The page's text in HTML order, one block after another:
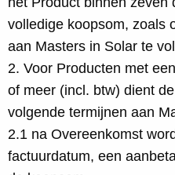
volledige koopsom, zoals
aan Masters in Solar te
2. Voor Producten met
of meer (incl. btw) dient
volgende termijnen aan
2.1 na Overeenkomst
factuurdatum, een